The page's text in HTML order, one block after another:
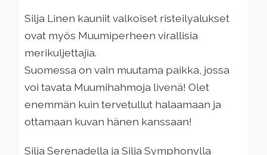
Silja Linen kauniit valkoiset risteilyalukset
ovat myös Muumiperheen virallisia
merikuljettajia.
Suomessa on vain muutama paikka, jossa
voi tavata Muumihahmoja livenä! Olet
enemmän kuin tervetullut halaamaan ja
ottamaan kuvan hänen kanssaan!
Silja Serenadella ja Silja Symphonylla